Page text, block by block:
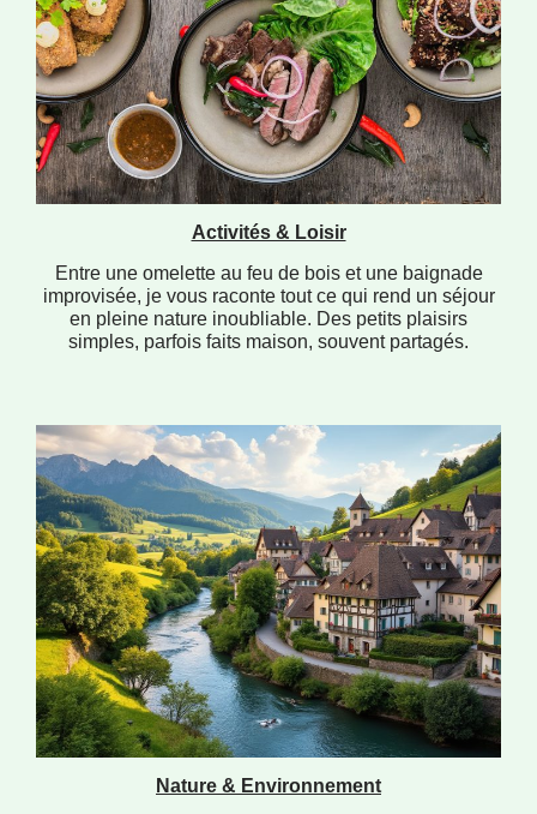
Activités & Loisir
Entre une omelette au feu de bois et une baignade
improvisée, je vous raconte tout ce qui rend un séjour
en pleine nature inoubliable. Des petits plaisirs
simples, parfois faits maison, souvent partagés.
Nature & Environnement